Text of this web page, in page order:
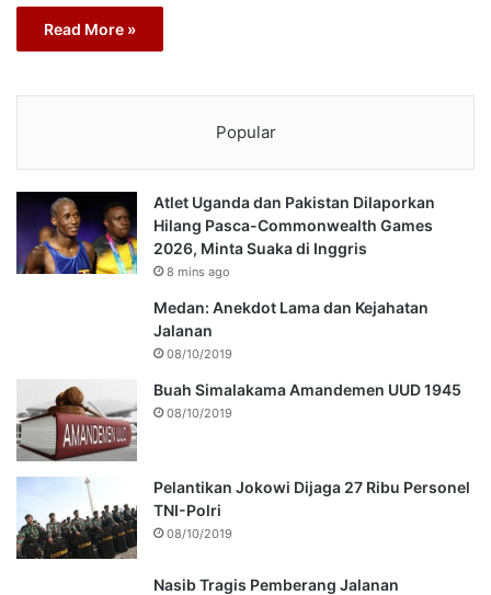
Read More »
Popular
Atlet Uganda dan Pakistan Dilaporkan
Hilang Pasca-Commonwealth Games
2026, Minta Suaka di Inggris
8 mins ago
Medan: Anekdot Lama dan Kejahatan
Jalanan
08/10/2019
Buah Simalakama Amandemen UUD 1945
08/10/2019
Pelantikan Jokowi Dijaga 27 Ribu Personel
TNI-Polri
08/10/2019
Nasib Tragis Pemberang Jalanan